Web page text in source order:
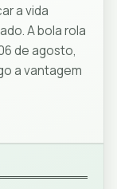
a vida
A bola rola
de agosto,
a vantagem